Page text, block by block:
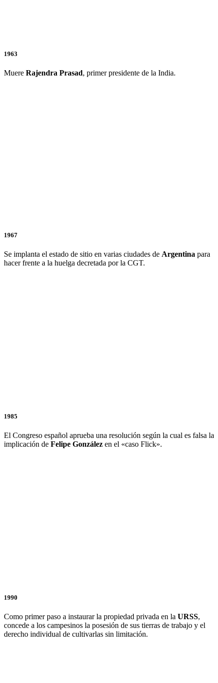
1963
Muere Rajendra Prasad, primer presidente de la India.
1967
Se implanta el estado de sitio en varias ciudades de Argentina para
hacer frente a la huelga decretada por la CGT.
1985
El Congreso español aprueba una resolución según la cual es falsa la
implicación de Felipe González en el «caso Flick».
1990
Como primer paso a instaurar la propiedad privada en la URSS,
concede a los campesinos la posesión de sus tierras de trabajo y el
derecho individual de cultivarlas sin limitación.